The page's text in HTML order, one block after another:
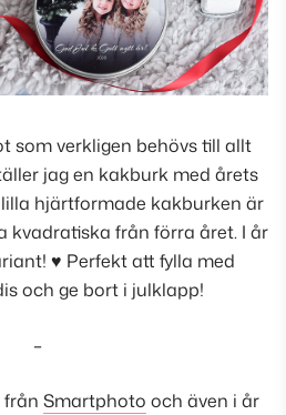
som verkligen behövs till allt
jag en kakburk med årets
hjärtformade kakburken är
kvadratiska från förra året. I år
♥ Perfekt att fylla med
och ge bort i julklapp!
–
från Smartphoto och även i år